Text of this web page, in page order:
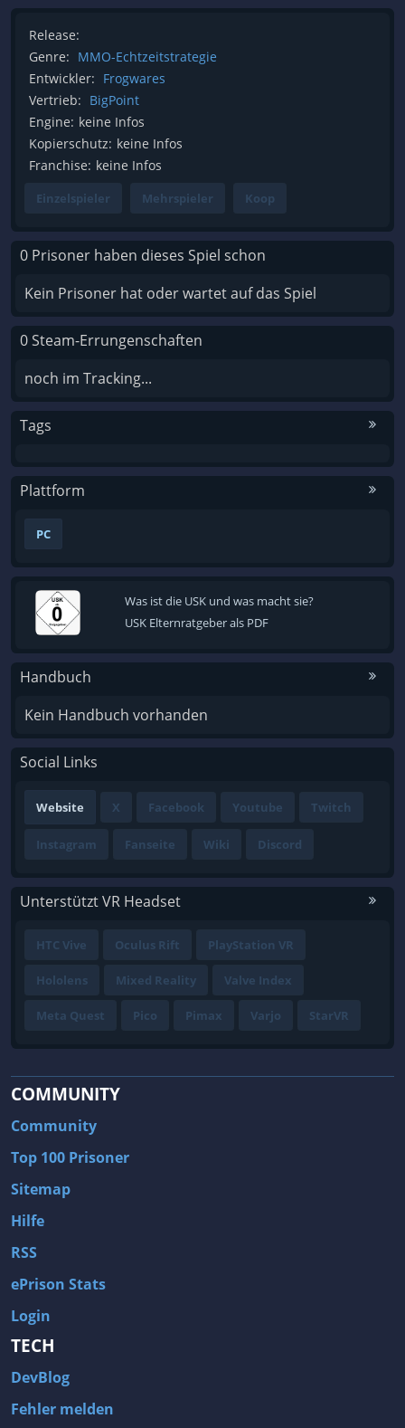
Release:
Genre: MMO-Echtzeitstrategie
Entwickler: Frogwares
Vertrieb: BigPoint
Engine: keine Infos
Kopierschutz: keine Infos
Franchise: keine Infos
Einzelspieler Mehrspieler Koop
0 Prisoner haben dieses Spiel schon
Kein Prisoner hat oder wartet auf das Spiel
0 Steam-Errungenschaften
noch im Tracking...
Tags
Plattform
PC
Was ist die USK und was macht sie?
USK Elternratgeber als PDF
Handbuch
Kein Handbuch vorhanden
Social Links
Website X Facebook Youtube Twitch
Instagram Fanseite Wiki Discord
Unterstützt VR Headset
HTC Vive Oculus Rift PlayStation VR
Hololens Mixed Reality Valve Index
Meta Quest Pico Pimax Varjo StarVR
COMMUNITY
Community
Top 100 Prisoner
Sitemap
Hilfe
RSS
ePrison Stats
Login
TECH
DevBlog
Fehler melden